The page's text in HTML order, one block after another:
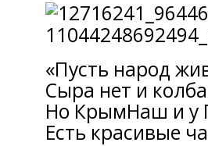
«Пусть народ
Сыра нет и
Но КрымНаш и у
Есть красивые